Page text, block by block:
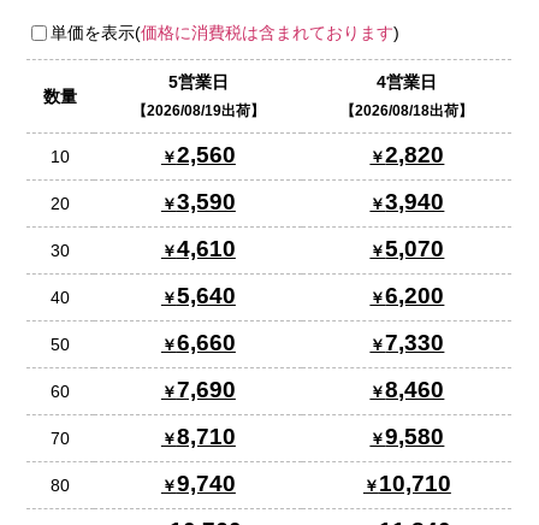
単価を表示(価格に消費税は含まれております)
数量
5営業日
2026/08/19出荷
4営業日
2026/08/18出荷
10 2,560 2,820
20 3,590 3,940
30 4,610 5,070
40 5,640 6,200
50 6,660 7,330
60 7,690 8,460
70 8,710 9,580
80 9,740 10,710